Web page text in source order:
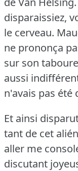
disparaissiez,
le cerveau.
ne prononça
sur son
aussi
n'avais pas été
Et ainsi
tant de cet
aller me
discutant